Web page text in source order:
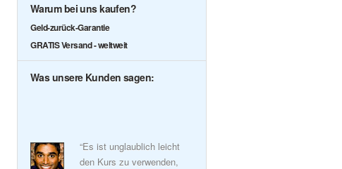
Warum bei uns kaufen?
Geld-zurück-Garantie
GRATIS Versand - weltweit
Was unsere Kunden sagen:
“Es ist unglaublich leicht
den Kurs zu verwenden,